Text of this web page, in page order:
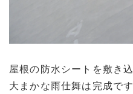
屋根の防水シートを敷き込
大まかな雨仕舞は完成で